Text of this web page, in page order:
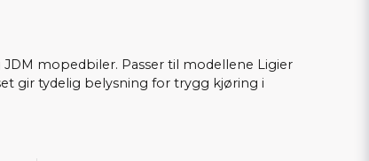
mopedbiler. Passer til modellene Ligier
gir tydelig belysning for trygg kjøring i